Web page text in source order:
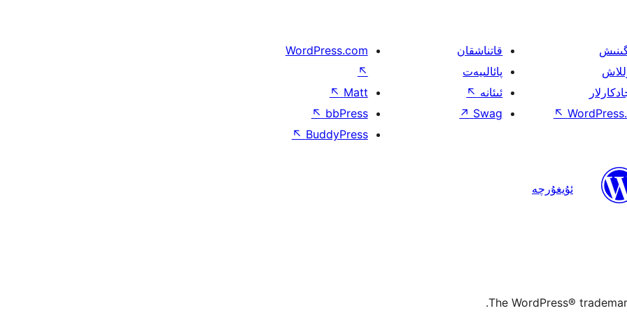
↖
قاتناشقان
پائالىيەت
ئىئانە ↖
Swag
↗
WordPress.com
↖
Matt
↖
bbPress
↖
BuddyPress
↖
ئۇيغۇرچە
The WordPress®